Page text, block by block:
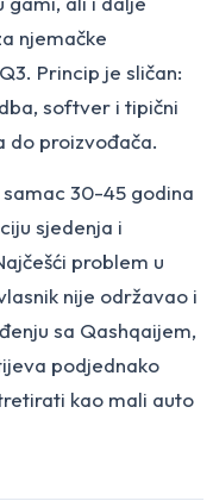
njemačke
Princip je sličan:
softver i tipični
do proizvođača.
30-45 godina
sjedenja i
problem u
nije održavao i
sa Qashqaijem,
podjednako
kao mali auto